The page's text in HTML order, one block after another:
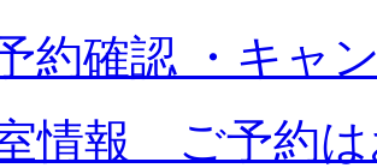
約確認 ・キャ
情報 ご予約は